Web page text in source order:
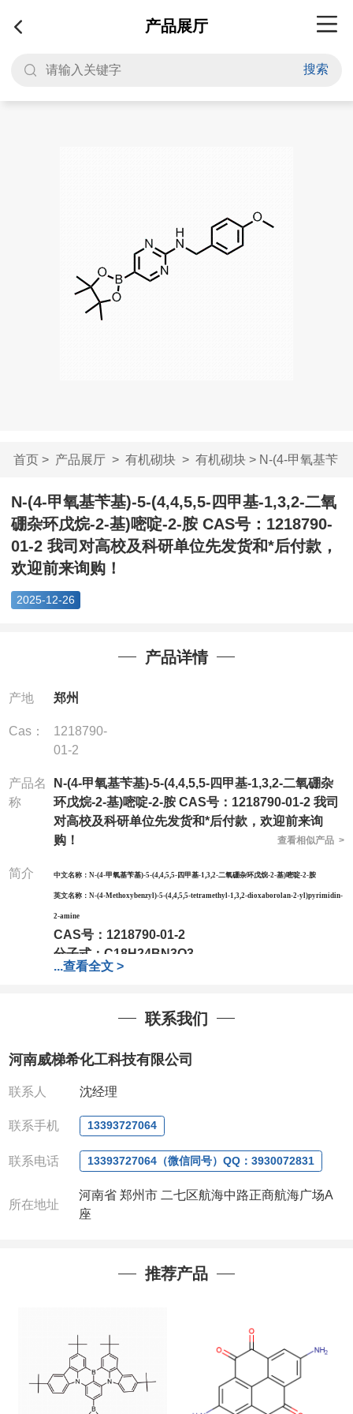
产品展厅
搜索
首页> 产品展厅> 有机砌块> 有机砌块> N-(4-甲氧基苄
基)-5-(4,4,5,5-...
N-(4-甲氧基苄基)-5-(4,4,5,5-四甲基-1,3,2-二氧
硼杂环戊烷-2-基)嘧啶-2-胺 CAS号：1218790-
01-2 我司对高校及科研单位先发货和*后付款，
欢迎前来询购！
2025-12-26
产品详情
产地 郑州
Cas：
1218790-
01-2
产品名
称
N-(4-甲氧基苄基)-5-(4,4,5,5-四甲基-1,3,2-二氧硼杂
环戊烷-2-基)嘧啶-2-胺 CAS号：1218790-01-2 我司
对高校及科研单位先发货和*后付款，欢迎前来询
购！
查看相似产品 >
简介 中文名称： N-(4-甲氧基苄基)-5-(4,4,5,5-四甲基-1,3,2-二氧硼杂环戊烷-2-基)嘧啶-2-胺
英文名称： N-(4-Methoxybenzyl)-5-(4,4,5,5-tetramethyl-1,3,2-dioxaborolan-2-yl)pyrimidin-
2-amine
CAS号： 1218790-01-2
分子式： C18H24BN3O3
分子量：341.21
;1g;2.5g ;5g ;10g可根据客户需求进行分装
我司对高校及科研单位先发货和
全额退款,并承担所有运费。
:0371-63377391/13393727064
微信
:13393727064
...查看全文 >
联系我们
河南威梯希化工科技有限公司
联系人 沈经理
联系手机 13393727064
联系电话 13393727064（微信同号）QQ：3930072831
所在地址
河南省 郑州市 二七区航海中路正商航海广场A
座
推荐产品